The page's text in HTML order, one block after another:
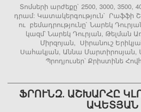
Տոմսերի արժեքը` 2500, 3000, 3500,
դրամ: Կատակերգություն՝ Րաֆֆի
ու բեմադրությունը` Նարեկ
կազմ՝ Նարեկ Դուրյան, Թելման
Միրզոյան, Սիրանուշ
Սահակյան, Աննա Մարտիրոսյան,
Պրոդյուսեր՝ Քրիստինե
ՖՐՈՒՆԶ. ԱՇԽԱՐՀԸ
ԱՎԵՏՅԱՆ